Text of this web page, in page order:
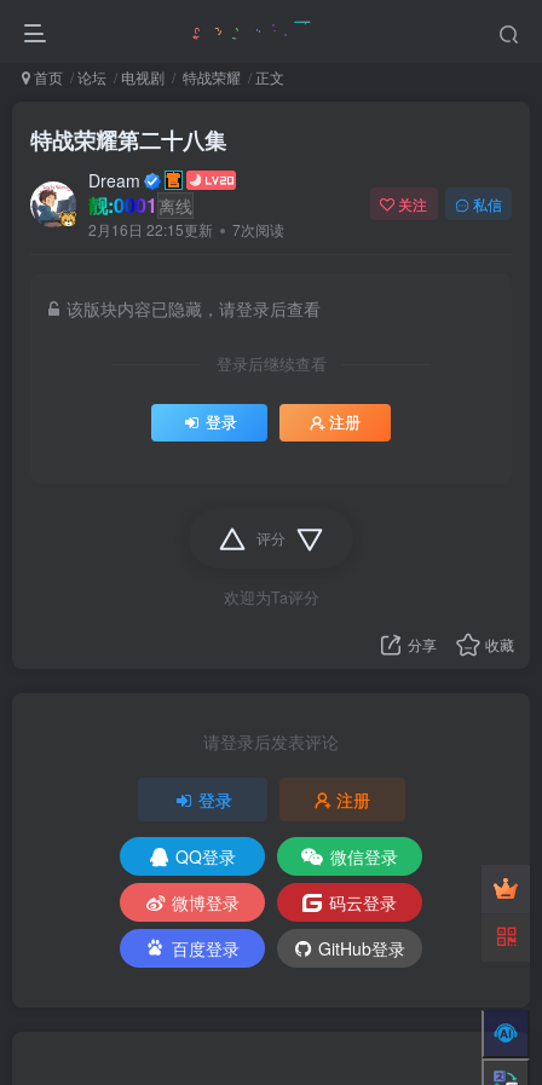
首页 论坛 电视剧 特战荣耀 正文
特战荣耀第二十八集
Dream
靓:0001 离线
2月16日 22:15更新 7次阅读
关注 私信
该版块内容已隐藏，请登录后查看
登录后继续查看
登录 注册
评分
欢迎为Ta评分
分享 收藏
请登录后发表评论
登录 注册
QQ登录
微信登录
微博登录
码云登录
百度登录
GitHub登录